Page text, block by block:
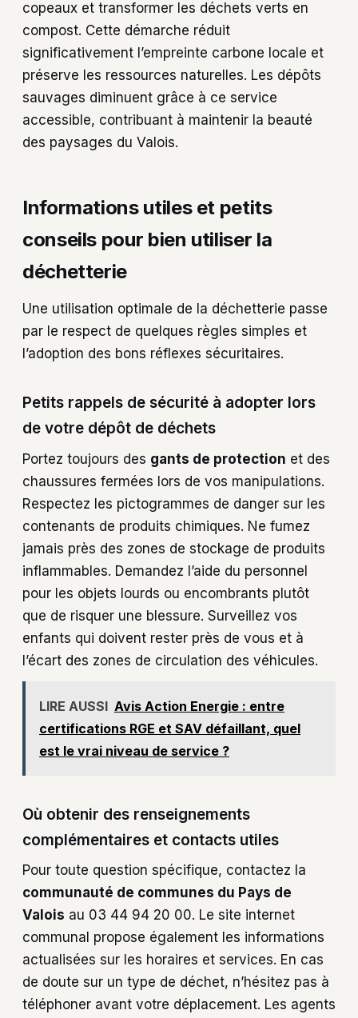
copeaux et transformer les déchets verts en
compost. Cette démarche réduit
significativement l’empreinte carbone locale et
préserve les ressources naturelles. Les dépôts
sauvages diminuent grâce à ce service
accessible, contribuant à maintenir la beauté
des paysages du Valois.
Informations utiles et petits
conseils pour bien utiliser la
déchetterie
Une utilisation optimale de la déchetterie passe
par le respect de quelques règles simples et
l’adoption des bons réflexes sécuritaires.
Petits rappels de sécurité à adopter lors
de votre dépôt de déchets
Portez toujours des gants de protection et des
chaussures fermées lors de vos manipulations.
Respectez les pictogrammes de danger sur les
contenants de produits chimiques. Ne fumez
jamais près des zones de stockage de produits
inflammables. Demandez l’aide du personnel
pour les objets lourds ou encombrants plutôt
que de risquer une blessure. Surveillez vos
enfants qui doivent rester près de vous et à
l’écart des zones de circulation des véhicules.
LIRE AUSSI Avis Action Energie : entre
certifications RGE et SAV défaillant, quel
est le vrai niveau de service ?
Où obtenir des renseignements
complémentaires et contacts utiles
Pour toute question spécifique, contactez la
communauté de communes du Pays de
Valois au 03 44 94 20 00. Le site internet
communal propose également les informations
actualisées sur les horaires et services. En cas
de doute sur un type de déchet, n’hésitez pas à
téléphoner avant votre déplacement. Les agents